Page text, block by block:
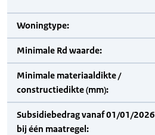
Woningtype:
Minimale Rd waarde:
Minimale materiaaldikte /
constructiedikte (mm):
Subsidiebedrag vanaf 01/01/2026
bij één maatregel: